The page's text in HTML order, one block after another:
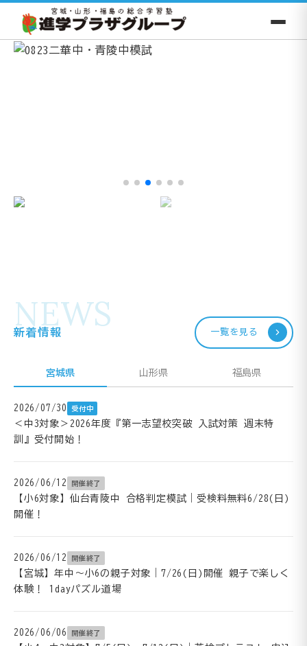
NEWS
新着情報 一覧を見る
宮城県 山形県 福島県
2026/07/30 受付中
＜中3対象＞2026年度『第一志望校突破 入試対策 週末特
訓』受付開始！
2026/06/12 開催終了
【小6対象】仙台青陵中 合格判定模試｜受検料無料6/28(日)
開催！
2026/06/12 開催終了
【宮城】年中～小6の親子対象｜7/26(日)開催 親子で楽しく
体験！ 1dayパズル道場
2026/06/06 開催終了